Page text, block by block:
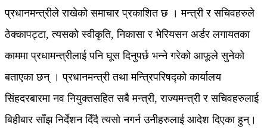
प्रधानमन्त्रीले राखेको समाचार प्रकाशित छ । मन्त्री र सचिवहरुले
ठेक्कापट्टा, त्यसको स्वीकृति, निकासा र भेरियसन अर्डर लगायतका
काममा प्रधामन्त्रीलाई पनि घूस दिनुपर्छ भन्ने गरेको आफूले सुनेको
बताएका छन् । प्रधानमन्त्री तथा मन्त्रिपरिषद्को कार्यालय
सिंहदरबारमा नव नियुक्तसहित सबै मन्त्री, राज्यमन्त्री र सचिवहरुलाई
बिहीबार साँझ निर्देशन दिँदै त्यसो नगर्न उनीहरुलाई आदेश दिएका हुन्।